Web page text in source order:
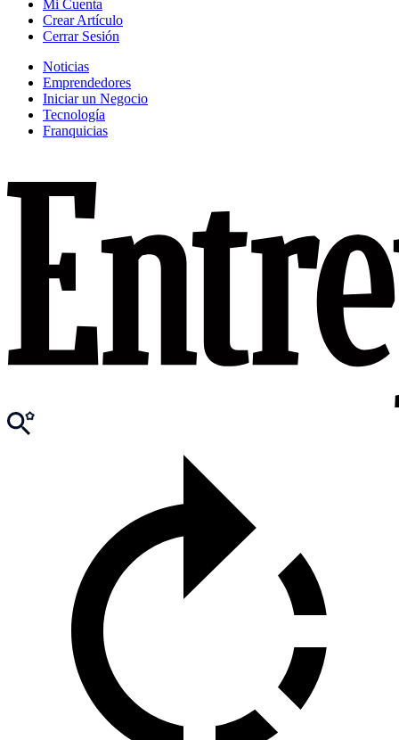
Mi Cuenta
Crear Artículo
Cerrar Sesión
Noticias
Emprendedores
Iniciar un Negocio
Tecnología
Franquicias